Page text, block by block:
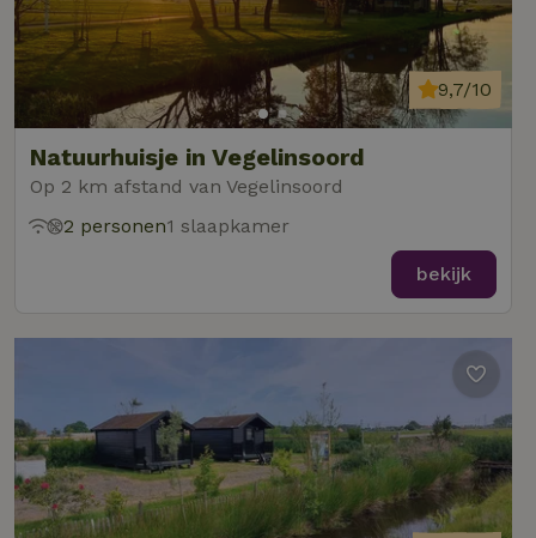
Natuurhuisje in Vegelinsoord
Op 2 km afstand van Vegelinsoord
9,7/10
2 personen1 slaapkamer
bekijk